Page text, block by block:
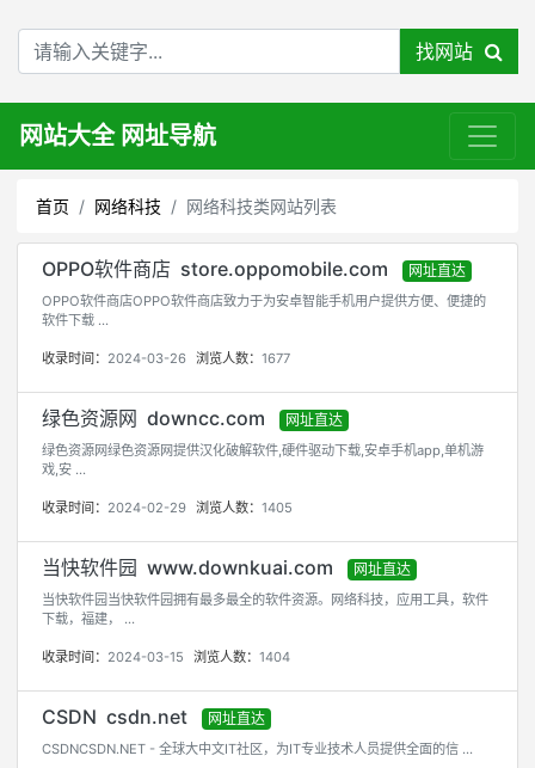
找网站
网站大全 网址导航
首页 网络科技 网络科技类网站列表
OPPO软件商店 store.oppomobile.com 网址直达
OPPO软件商店OPPO软件商店致力于为安卓智能手机用户提供方便、便捷的
软件下载 ...
收录时间： 2024-03-26 浏览人数： 1677
绿色资源网 downcc.com 网址直达
绿色资源网绿色资源网提供汉化破解软件,硬件驱动下载,安卓手机app,单机游
戏,安 ...
收录时间： 2024-02-29 浏览人数： 1405
当快软件园 www.downkuai.com 网址直达
当快软件园当快软件园拥有最多最全的软件资源。网络科技，应用工具，软件
下载，福建， ...
收录时间： 2024-03-15 浏览人数： 1404
CSDN csdn.net 网址直达
CSDNCSDN.NET - 全球大中文IT社区，为IT专业技术人员提供全面的信 ...